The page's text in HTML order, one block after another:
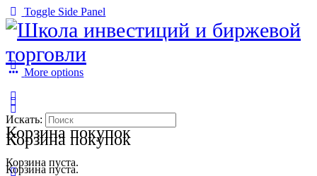
Toggle Side Panel
More options
Корзина покупок
Корзина пуста.
Корзина покупок
Корзина пуста.
Искать: